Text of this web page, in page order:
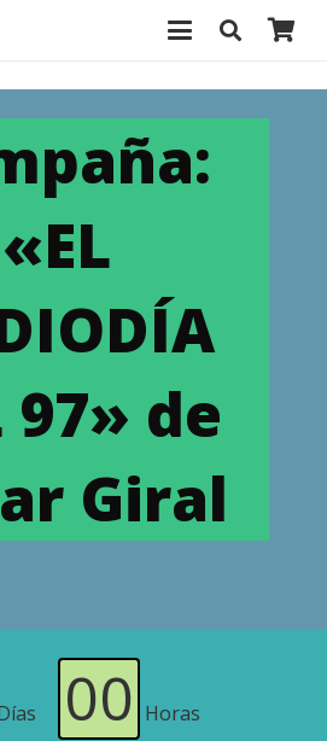
«EL
97» de
Giral
00 Horas